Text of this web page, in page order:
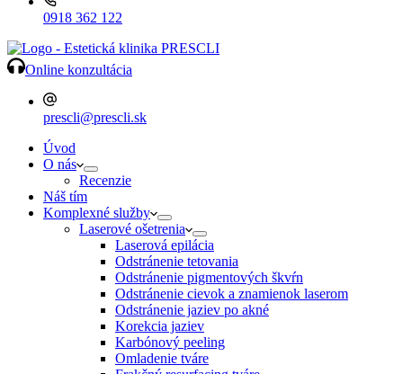
0918 362 122
Online konzultácia
prescli@prescli.sk
Úvod
O nás
Recenzie
Náš tím
Komplexné služby
Laserové ošetrenia
Laserová epilácia
Odstránenie tetovania
Odstránenie pigmentových škvŕn
Odstránenie cievok a znamienok laserom
Odstránenie jaziev po akné
Korekcia jaziev
Karbónový peeling
Omladenie tváre